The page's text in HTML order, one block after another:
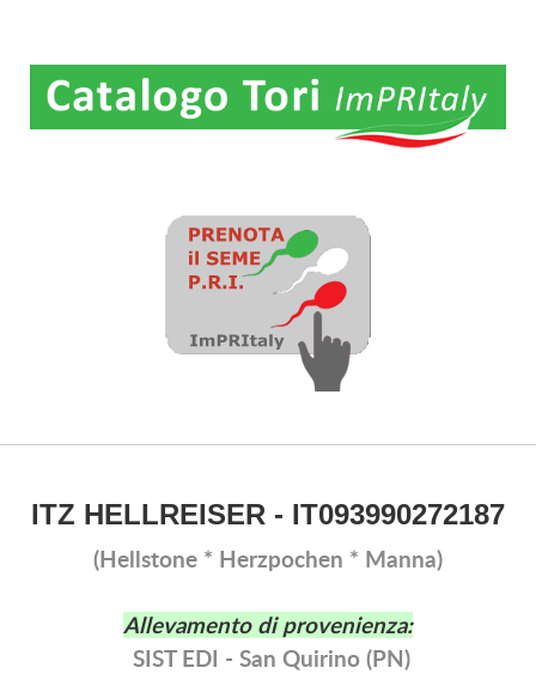
ITZ HELLREISER - IT093990272187
(Hellstone * Herzpochen * Manna)
Allevamento di provenienza:
SIST EDI - San Quirino (PN)